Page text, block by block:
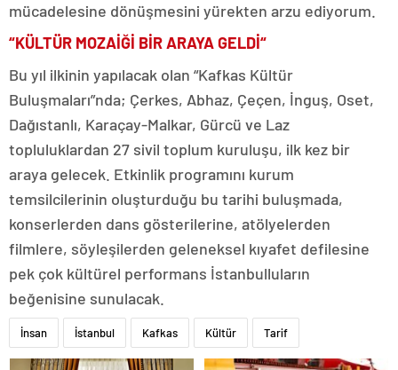
mücadelesine dönüşmesini yürekten arzu ediyorum.
“KÜLTÜR MOZAİĞİ BİR ARAYA GELDİ“
Bu yıl ilkinin yapılacak olan “Kafkas Kültür
Buluşmaları”nda; Çerkes, Abhaz, Çeçen, İnguş, Oset,
Dağıstanlı, Karaçay-Malkar, Gürcü ve Laz
topluluklardan 27 sivil toplum kuruluşu, ilk kez bir
araya gelecek. Etkinlik programını kurum
temsilcilerinin oluşturduğu bu tarihi buluşmada,
konserlerden dans gösterilerine, atölyelerden
filmlere, söyleşilerden geleneksel kıyafet defilesine
pek çok kültürel performans İstanbulluların
beğenisine sunulacak.
İnsan İstanbul Kafkas Kültür Tarif